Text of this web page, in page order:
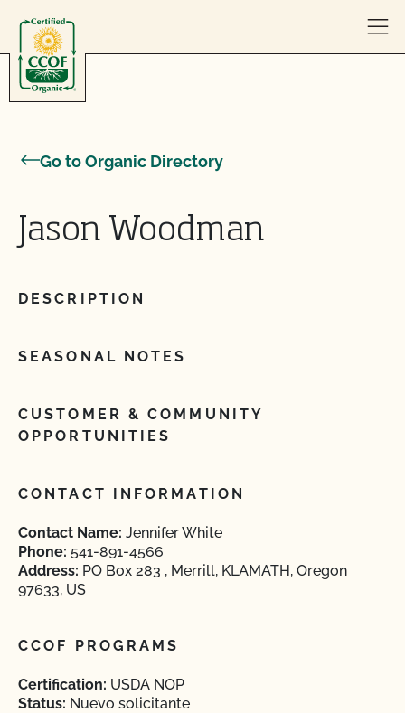
Go to Organic Directory
Jason Woodman
DESCRIPTION
SEASONAL NOTES
CUSTOMER & COMMUNITY
OPPORTUNITIES
CONTACT INFORMATION
Contact Name: Jennifer White
Phone: 541-891-4566
Address: PO Box 283 , Merrill, KLAMATH, Oregon
97633, US
CCOF PROGRAMS
Certification: USDA NOP
Status: Nuevo solicitante